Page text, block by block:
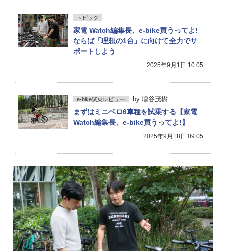
トピック
家電 Watch編集長、e-bike買うってよ!
ならば「理想の1台」に向けて全力でサ
ポートしよう
2025年9月1日 10:05
e-bike試乗レビュー by 増谷茂樹
まずはミニベロ6車種を試乗する【家電
Watch編集長、e-bike買うってよ!】
2025年9月18日 09:05